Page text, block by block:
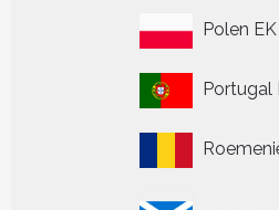
Polen
Portugal